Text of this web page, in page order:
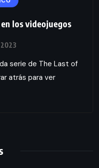
los videojuegos
2023
serie de The Last of
atrás para ver